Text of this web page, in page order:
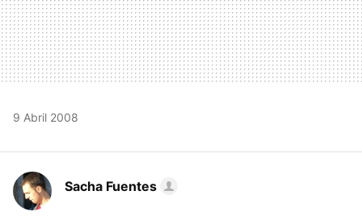
9 Abril 2008
Sacha Fuentes